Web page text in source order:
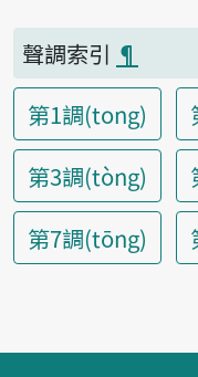
聲調索引 ¶
第1調(tong)
第3調(tòng)
第7調(tōng)